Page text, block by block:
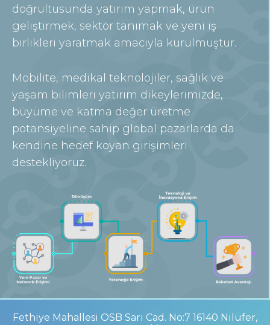
doğrultusunda yatırım yapmak, ürün
geliştirmek, sektör tanımak ve yeni iş
birlikleri yaratmak amacıyla kurulmuştur.
Mobilite, medikal teknolojiler, sağlık ve
yaşam bilimleri yatırım dikeylerimizde,
büyüme ve katma değer üretme
potansiyeline sahip global pazarlarda da
kendine hedef koyan girişimleri
destekliyoruz.
Fethiye Mahallesi OSB Sarı Cad. No:7 16140 Nilüfer,